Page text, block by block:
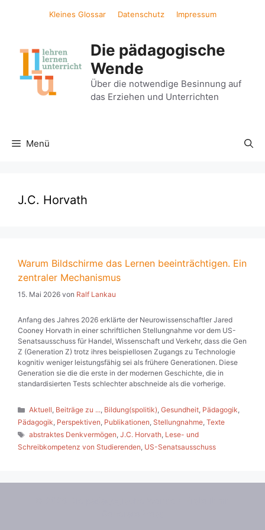
Kleines Glossar Datenschutz Impressum
Die pädagogische
Wende
Über die notwendige Besinnung auf
das Erziehen und Unterrichten
Menü
J.C. Horvath
Warum Bildschirme das Lernen beeinträchtigen. Ein
zentraler Mechanismus
15. Mai 2026 von Ralf Lankau
Anfang des Jahres 2026 erklärte der Neurowissenschaftler Jared
Cooney Horvath in einer schriftlichen Stellungnahme vor dem US-
Senatsausschuss für Handel, Wissenschaft und Verkehr, dass die Gen
Z (Generation Z) trotz ihres beispiellosen Zugangs zu Technologie
kognitiv weniger leistungsfähig sei als frühere Generationen. Diese
Generation sie die die erste in der modernen Geschichte, die in
standardisierten Tests schlechter abschneide als die vorherige.
Kategorien
Aktuell, Beiträge zu ..., Bildung(spolitik),Gesundheit, Pädagogik,
Pädagogik, Perspektiven, Publikationen, Stellungnahme, Texte
Schlagwörter
abstraktes Denkvermögen,J.C. Horvath, Lese- und
Schreibkompetenz von Studierenden, US-Senatsausschuss